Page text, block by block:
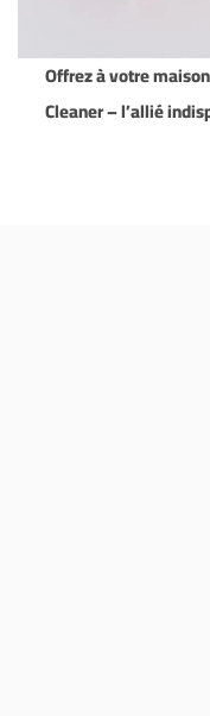
Offrez à votre
Cleaner – l’allié